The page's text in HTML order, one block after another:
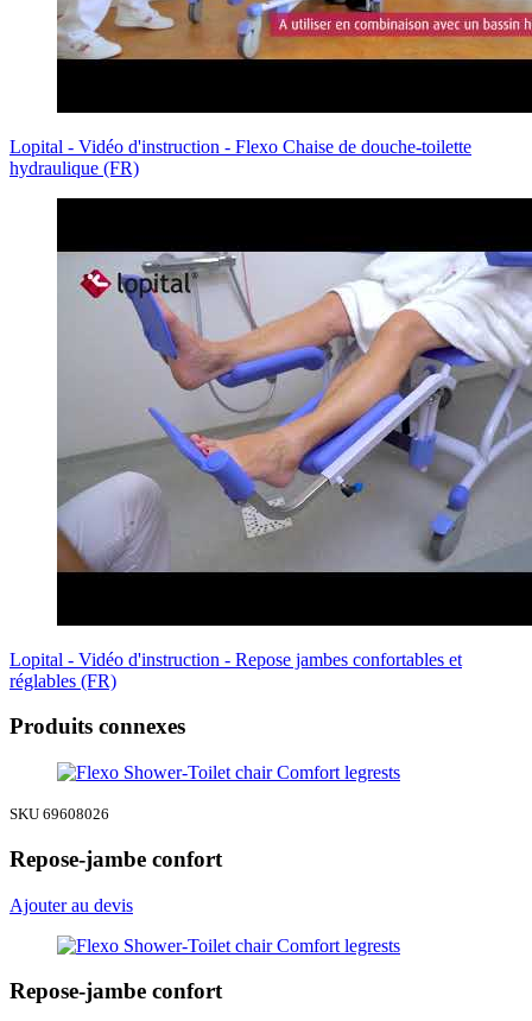
Lopital - Vidéo d'instruction - Flexo Chaise de douche-toilette
hydraulique (FR)
Lopital - Vidéo d'instruction - Repose jambes confortables et
réglables (FR)
Produits connexes
SKU 69608026
Repose-jambe confort
Ajouter au devis
Repose-jambe confort